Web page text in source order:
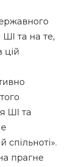
та на те,
цій
ШІ та
спільноті».
прагне